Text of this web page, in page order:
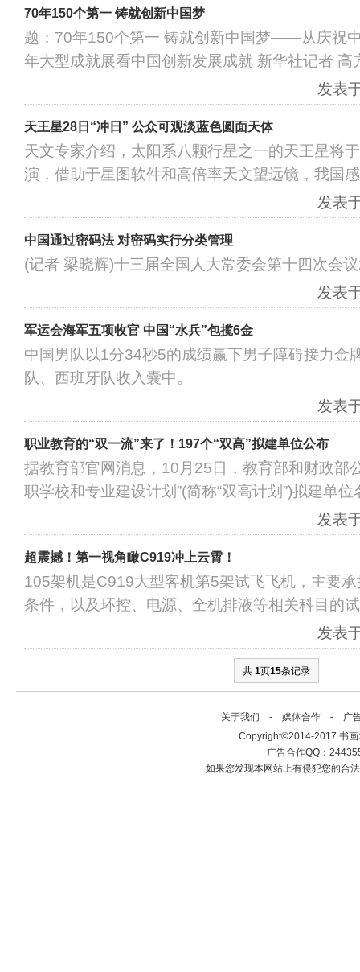
70年150个第一 铸就创新中国梦
题：70年150个第一 铸就创新中国梦——从庆祝
年大型成就展看中国创新发展成就 新华社记者 高
发表
天王星28日“冲日” 公众可观淡蓝色圆面天体
天文专家介绍，太阳系八颗行星之一的天王星将
演，借助于星图软件和高倍率天文望远镜，我国
发表
中国通过密码法 对密码实行分类管理
(记者 梁晓辉)十三届全国人大常委会第十四次会
发表
军运会海军五项收官 中国“水兵”包揽6金
中国男队以1分34秒5的成绩赢下男子障碍接力金
队、西班牙队收入囊中。
发表
职业教育的“双一流”来了！197个“双高”拟建单位公布
据教育部官网消息，10月25日，教育部和财政部
职学校和专业建设计划”(简称“双高计划”)拟建单位
发表
超震撼！第一视角瞰C919冲上云霄！
105架机是C919大型客机第5架试飞飞机，主要
条件，以及环控、电源、全机排液等相关科目的
发表
共 1页15条记录
关于我们 - 媒体合作 - 广
Copyright©2014-2017 书
广告合作QQ：
如果您发现本网站上有侵犯您的合